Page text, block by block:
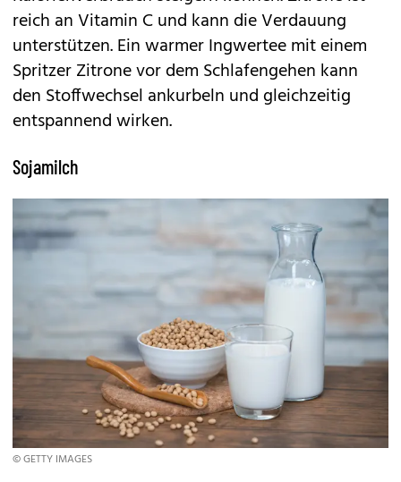
reich an Vitamin C und kann die Verdauung
unterstützen. Ein warmer Ingwertee mit einem
Spritzer Zitrone vor dem Schlafengehen kann
den Stoffwechsel ankurbeln und gleichzeitig
entspannend wirken.
Sojamilch
© GETTY IMAGES